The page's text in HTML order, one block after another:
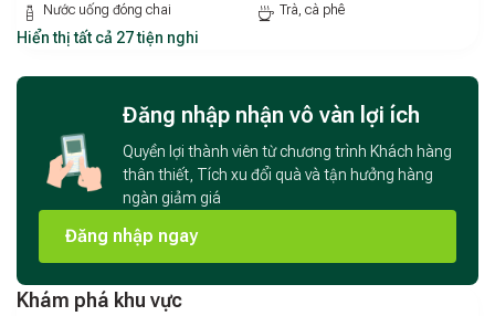
Nước uống đóng chai
Trà, cà phê
Hiển thị tất cả 27 tiện nghi
Đăng nhập nhận vô vàn lợi ích
Quyền lợi thành viên từ chương trình Khách hàng
thân thiết, Tích xu đổi quà và tận hưởng hàng
ngàn giảm giá
Đăng nhập ngay
Khám phá khu vực